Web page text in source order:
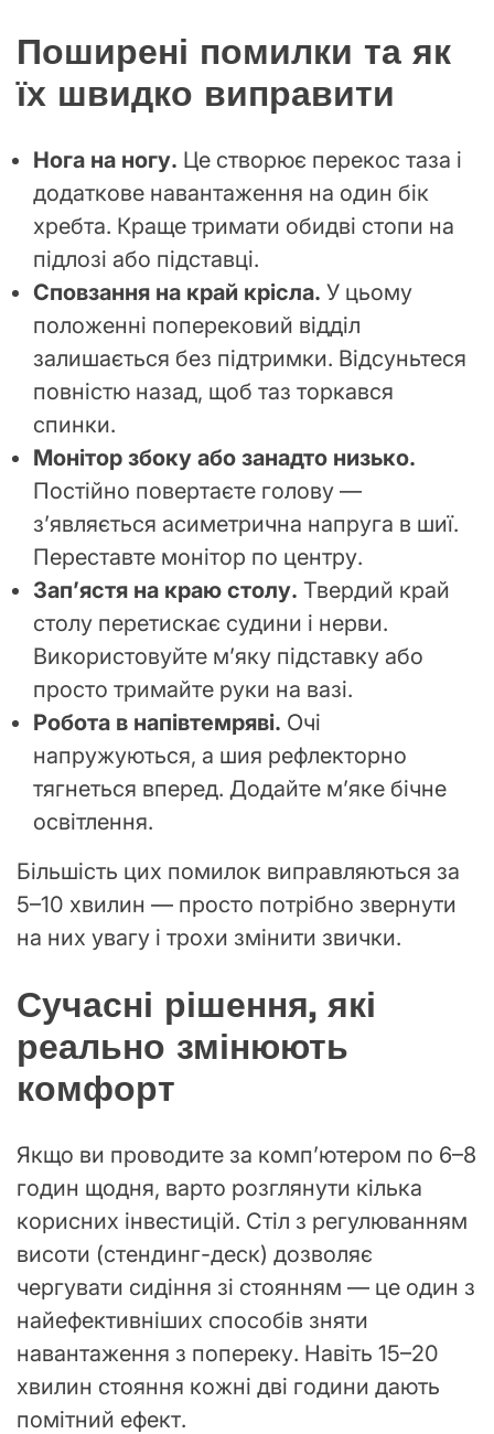
Поширені помилки та як
їх швидко виправити
Нога на ногу. Це створює перекос таза і
додаткове навантаження на один бік
хребта. Краще тримати обидві стопи на
підлозі або підставці.
Сповзання на край крісла. У цьому
положенні поперековий відділ
залишається без підтримки. Відсуньтеся
повністю назад, щоб таз торкався
спинки.
Монітор збоку або занадто низько.
Постійно повертаєте голову —
з’являється асиметрична напруга в шиї.
Переставте монітор по центру.
Зап’ястя на краю столу. Твердий край
столу перетискає судини і нерви.
Використовуйте м’яку підставку або
просто тримайте руки на вазі.
Робота в напівтемряві. Очі
напружуються, а шия рефлекторно
тягнеться вперед. Додайте м’яке бічне
освітлення.
Більшість цих помилок виправляються за
5–10 хвилин — просто потрібно звернути
на них увагу і трохи змінити звички.
Сучасні рішення, які
реально змінюють
комфорт
Якщо ви проводите за комп’ютером по 6–8
годин щодня, варто розглянути кілька
корисних інвестицій. Стіл з регулюванням
висоти (стендинг-деск) дозволяє
чергувати сидіння зі стоянням — це один з
найефективніших способів зняти
навантаження з попереку. Навіть 15–20
хвилин стояння кожні дві години дають
помітний ефект.